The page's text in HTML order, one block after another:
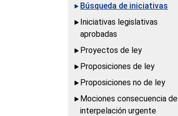
Búsqueda de iniciativas
Iniciativas legislativas
aprobadas
Proyectos de ley
Proposiciones de ley
Proposiciones no de ley
Mociones consecuencia de
interpelación urgente